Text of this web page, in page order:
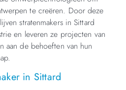
te creëren. Door deze
stratenmakers in Sittard
en leveren ze projecten van
aan de behoeften van hun
in Sittard